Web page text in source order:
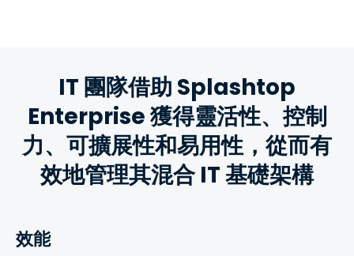
IT 團隊借助 Splashtop
Enterprise 獲得靈活性、控制
力、可擴展性和易用性，從而有
效地管理其混合 IT 基礎架構
效能